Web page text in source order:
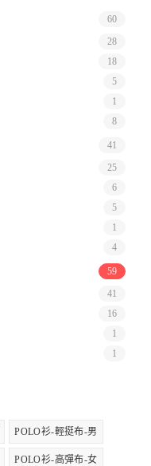
60
28
18
5
1
8
41
25
6
5
1
4
59
41
16
1
1
POLO衫-輕挺布-男
POLO衫-高彈布-女